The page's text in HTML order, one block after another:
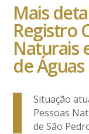
Mais
Registro
Naturais
de
Situação
Pessoas
de São